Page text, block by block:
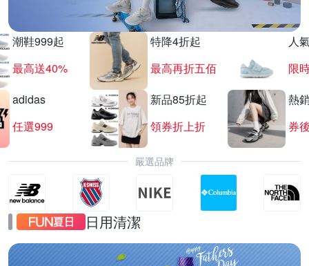
潮鞋999起
最高送40%
特降4折起
最高再折五佰
人
限
adidas
任選999
新品85折起
領券折上折
熱
券
嚴選品牌
日用清潔